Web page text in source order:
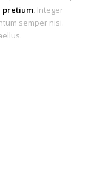
pretium. Integer
semper nisi.